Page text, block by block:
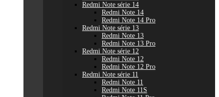
Redmi Note série 14
Redmi Note 14
Redmi Note 14 Pro
Redmi Note série 13
Redmi Note 13
Redmi Note 13 Pro
Redmi Note série 12
Redmi Note 12
Redmi Note 12 Pro
Redmi Note série 11
Redmi Note 11
Redmi Note 11S